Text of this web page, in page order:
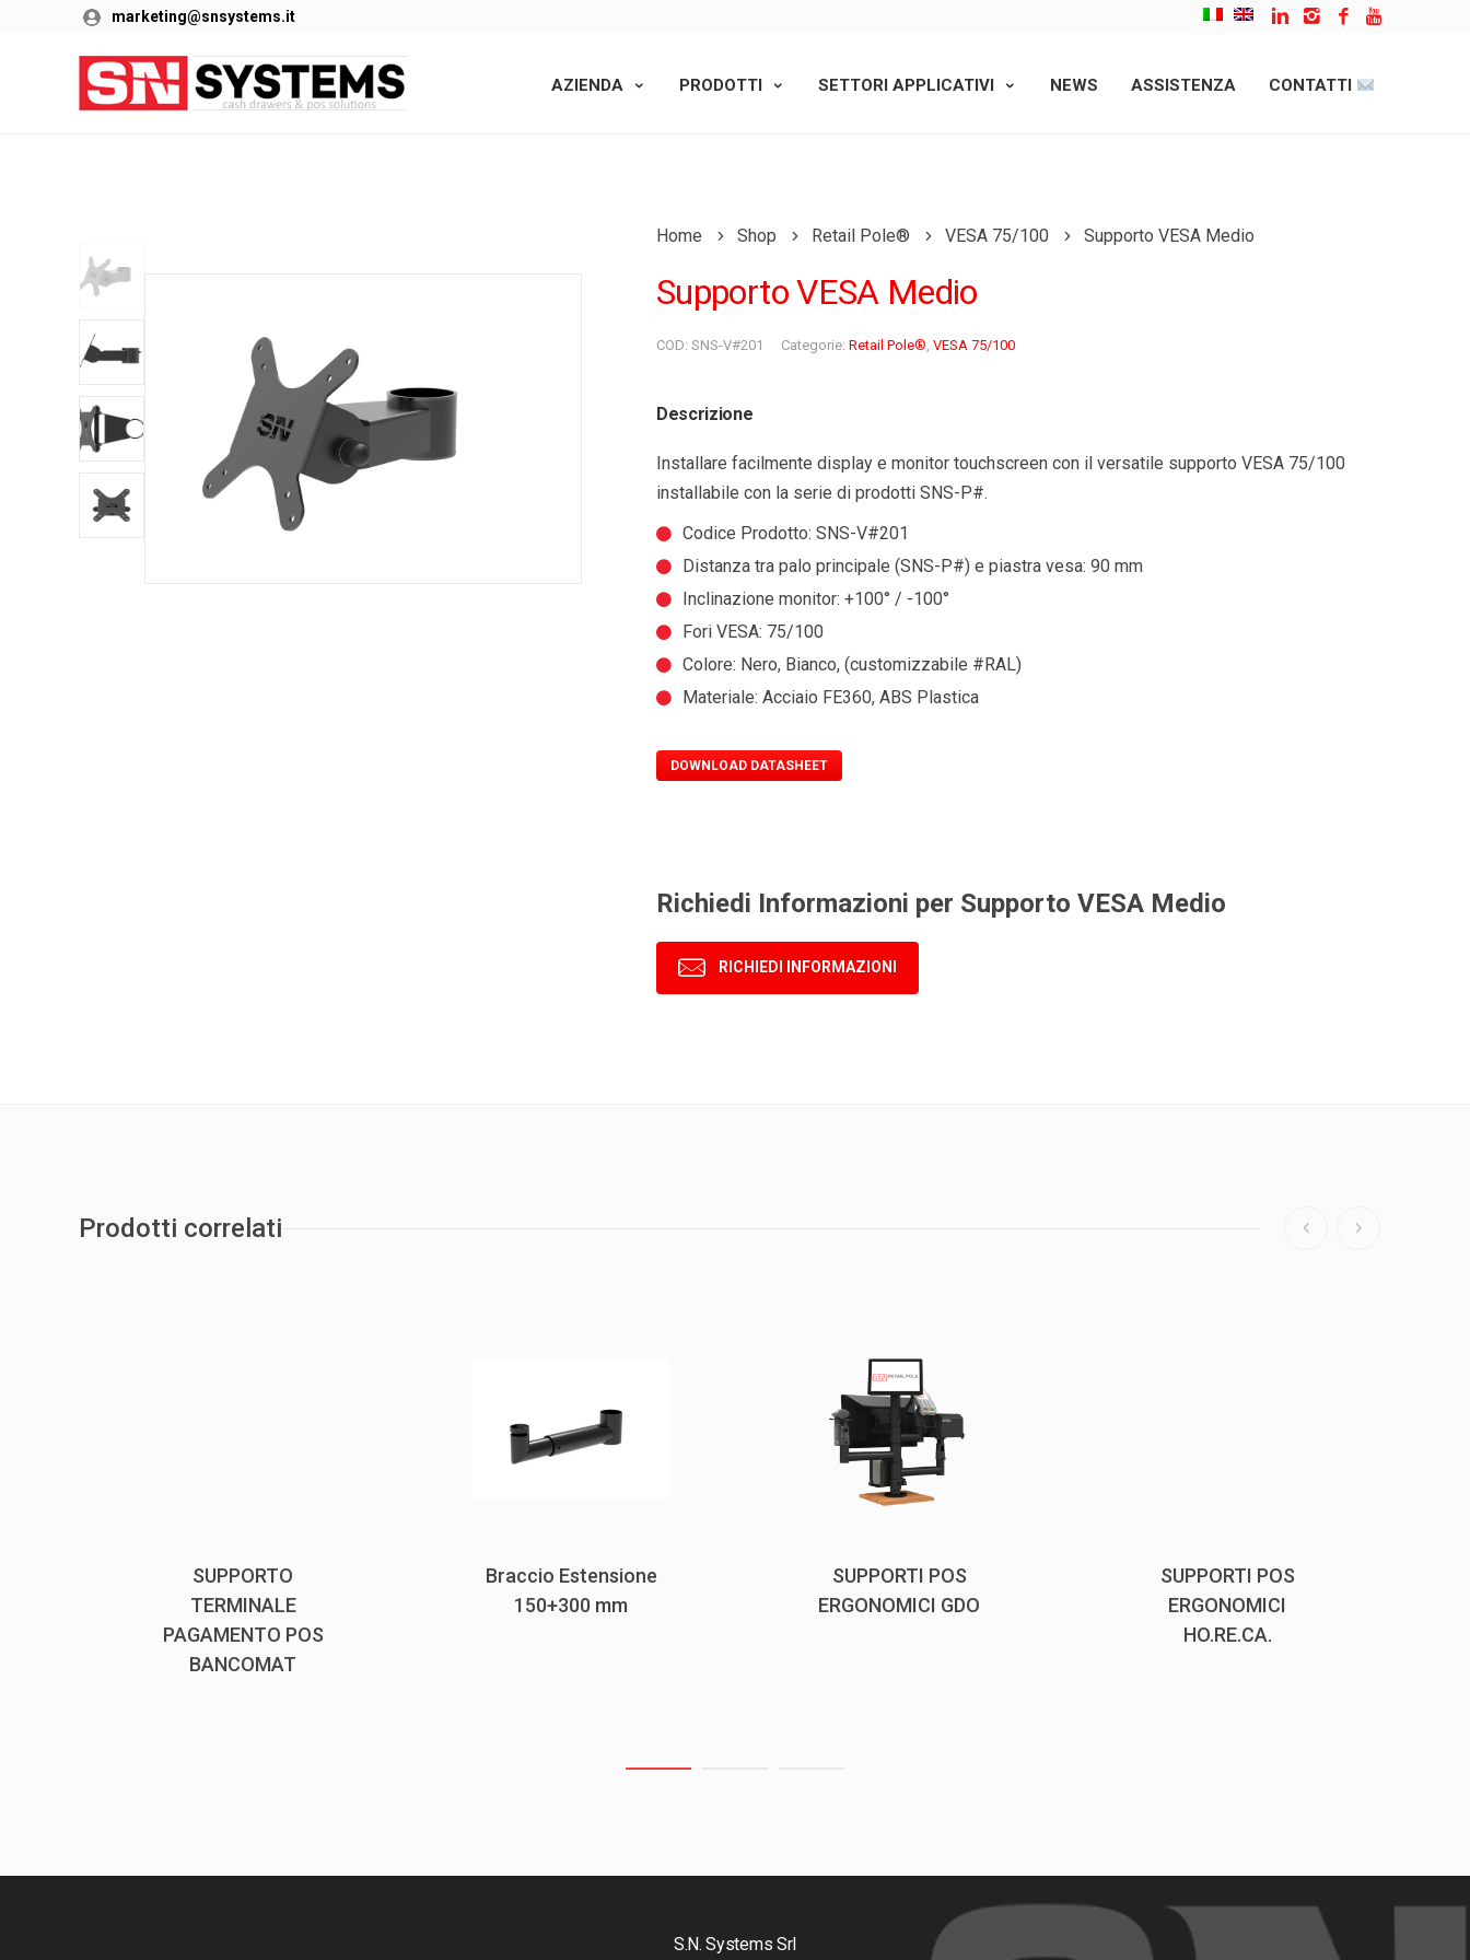
marketing@snsystems.it
AZIENDA PRODOTTI SETTORI APPLICATIVI NEWS ASSISTENZA CONTATTI
Home Shop Retail Pole® VESA 75/100 Supporto VESA Medio
Supporto VESA Medio
COD: SNS-V#201 Categorie: Retail Pole®, VESA 75/100
Descrizione
Installare facilmente display e monitor touchscreen con il versatile supporto VESA 75/100
installabile con la serie di prodotti SNS-P#.
Codice Prodotto: SNS-V#201
Distanza tra palo principale (SNS-P#) e piastra vesa: 90 mm
Inclinazione monitor: +100° / -100°
Fori VESA: 75/100
Colore: Nero, Bianco, (customizzabile #RAL)
Materiale: Acciaio FE360, ABS Plastica
DOWNLOAD DATASHEET
Richiedi Informazioni per Supporto VESA Medio
RICHIEDI INFORMAZIONI
Prodotti correlati
SUPPORTO
TERMINALE
PAGAMENTO POS
BANCOMAT
Braccio Estensione
150+300 mm
SUPPORTI POS
ERGONOMICI GDO
SUPPORTI POS
ERGONOMICI
HO.RE.CA.
S.N. Systems Srl